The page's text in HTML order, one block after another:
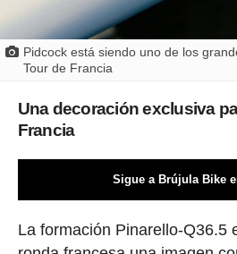
Pidcock está siendo uno de los
Tour de Francia
Una decoración exclusiva
Francia
Sigue a Brújula Bike
La formación Pinarello-Q36.5